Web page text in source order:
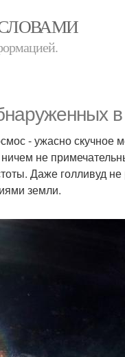
в
- ужасно скучное
не
Даже голливуд
земли.